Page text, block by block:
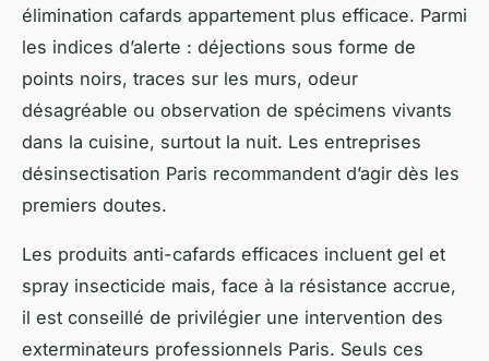
élimination cafards appartement plus efficace. Parmi
les indices d’alerte : déjections sous forme de
points noirs, traces sur les murs, odeur
désagréable ou observation de spécimens vivants
dans la cuisine, surtout la nuit. Les entreprises
désinsectisation Paris recommandent d’agir dès les
premiers doutes.
Les produits anti-cafards efficaces incluent gel et
spray insecticide mais, face à la résistance accrue,
il est conseillé de privilégier une intervention des
exterminateurs professionnels Paris. Seuls ces